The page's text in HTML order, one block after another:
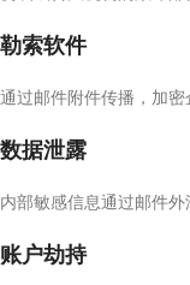
勒索软件
通过邮件附件传播，加密
数据泄露
内部敏感信息通过邮件外
账户劫持